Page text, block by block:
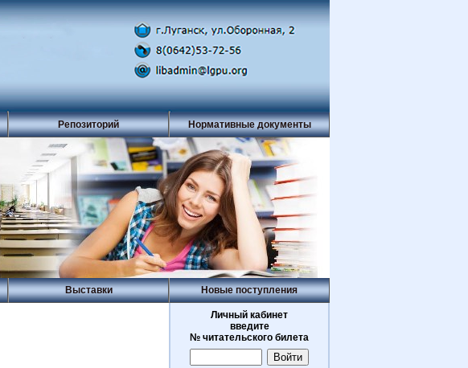
Репозиторий Нормативные документы
Выставки Новые поступления
Личный кабинет
введите
№ читательского билета